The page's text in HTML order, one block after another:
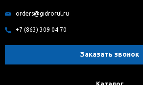
orders@gidrorul.ru
+7 (863) 309 04 70
Заказать звонок
Каталог